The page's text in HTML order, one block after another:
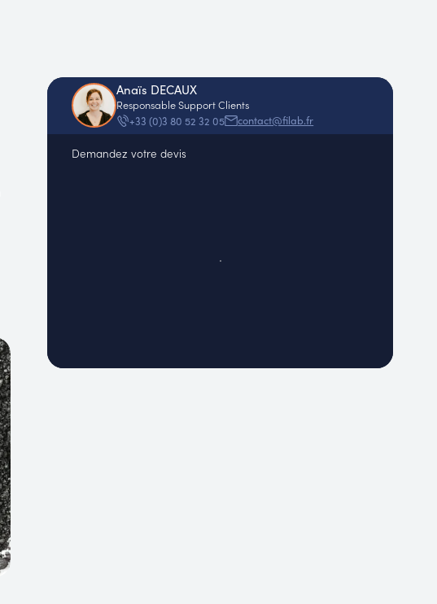
Anaïs DECAUX
Responsable Support Clients
+33 (0)3 80 52 32 05
contact@filab.fr
Demandez votre devis